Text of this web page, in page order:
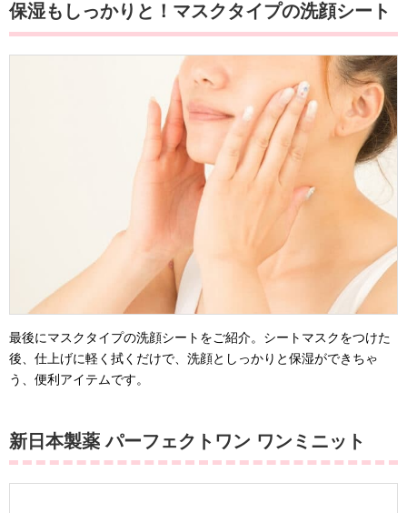
保湿もしっかりと！マスクタイプの洗顔シート
最後にマスクタイプの洗顔シートをご紹介。シートマスクをつけた
後、仕上げに軽く拭くだけで、洗顔としっかりと保湿ができちゃ
う、便利アイテムです。
新日本製薬 パーフェクトワン ワンミニット